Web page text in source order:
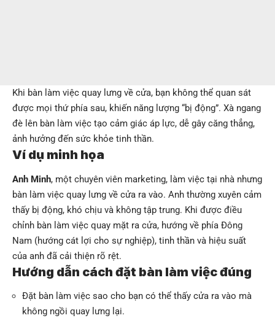
Khi bàn làm việc quay lưng về cửa, bạn không thể quan sát
được mọi thứ phía sau, khiến năng lượng “bị động”. Xà ngang
đè lên bàn làm việc tạo cảm giác áp lực, dễ gây căng thẳng,
ảnh hưởng đến sức khỏe tinh thần.
Ví dụ minh họa
Anh Minh, một chuyên viên marketing, làm việc tại nhà nhưng
bàn làm việc quay lưng về cửa ra vào. Anh thường xuyên cảm
thấy bị động, khó chịu và không tập trung. Khi được điều
chỉnh bàn làm việc quay mặt ra cửa, hướng về phía Đông
Nam (hướng cát lợi cho sự nghiệp), tinh thần và hiệu suất
của anh đã cải thiện rõ rệt.
Hướng dẫn cách đặt bàn làm việc đúng
Đặt bàn làm việc sao cho bạn có thể thấy cửa ra vào mà
không ngồi quay lưng lại.